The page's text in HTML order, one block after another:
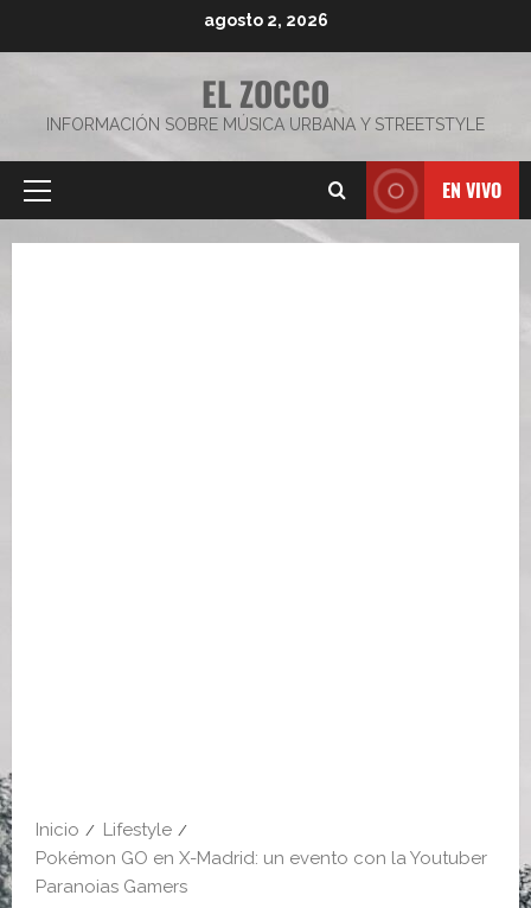
agosto 2, 2026
EL ZOCCO
INFORMACIÓN SOBRE MÚSICA URBANA Y STREETSTYLE
Menú
EN VIVO
Inicio
Lifestyle
Pokémon GO en X-Madrid: un evento con la Youtuber
Paranoias Gamers